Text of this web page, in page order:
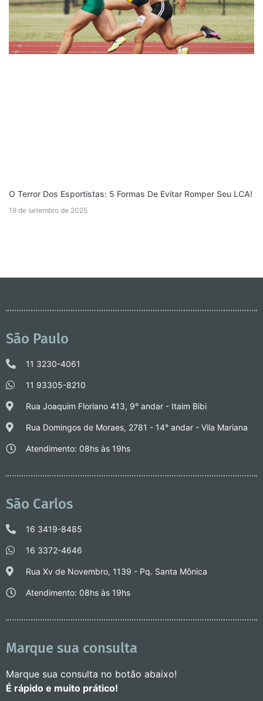
O Terror Dos Esportistas: 5 Formas De Evitar Romper Seu LCA!
19 de setembro de 2025
São Paulo
11 3230-4061
11 93305-8210
Rua Joaquim Floriano 413, 9° andar - Itaim Bibi
Rua Domingos de Moraes, 2781 - 14° andar - Vila Mariana
Atendimento: 08hs às 19hs
São Carlos
16 3419-8485
16 3372-4646
Rua Xv de Novembro, 1139 - Pq. Santa Mônica
Atendimento: 08hs às 19hs
Marque sua consulta
Marque sua consulta no botão abaixo!
É rápido e muito prático!